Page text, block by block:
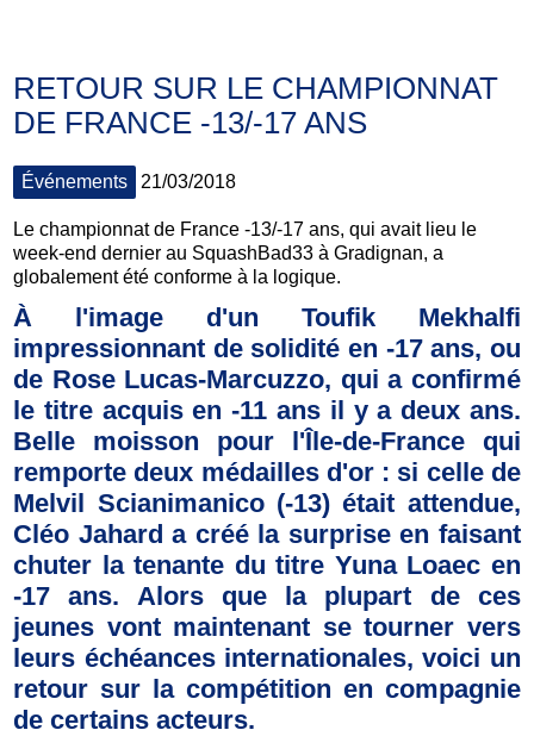
RETOUR SUR LE CHAMPIONNAT
DE FRANCE -13/-17 ANS
Événements 21/03/2018
Le championnat de France -13/-17 ans, qui avait lieu le
week-end dernier au SquashBad33 à Gradignan, a
globalement été conforme à la logique.
À l'image d'un Toufik Mekhalfi
impressionnant de solidité en -17 ans, ou
de Rose Lucas-Marcuzzo, qui a confirmé
le titre acquis en -11 ans il y a deux ans.
Belle moisson pour l'Île-de-France qui
remporte deux médailles d'or : si celle de
Melvil Scianimanico (-13) était attendue,
Cléo Jahard a créé la surprise en faisant
chuter la tenante du titre Yuna Loaec en
-17 ans. Alors que la plupart de ces
jeunes vont maintenant se tourner vers
leurs échéances internationales, voici un
retour sur la compétition en compagnie
de certains acteurs.